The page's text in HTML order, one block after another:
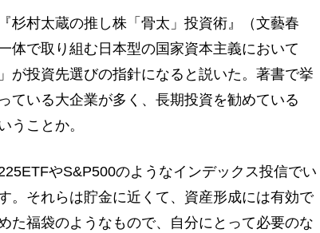
杉村太蔵の推し株「骨太」投資術』（文藝春
体で取り組む日本型の国家資本主義において
が投資先選びの指針になると説いた。著書で挙
ている大企業が多く、長期投資を勧めている
うことか。
やS&P500のようなインデックス投信でい
。それらは貯金に近くて、資産形成には有効で
た福袋のようなもので、自分にとって必要のな